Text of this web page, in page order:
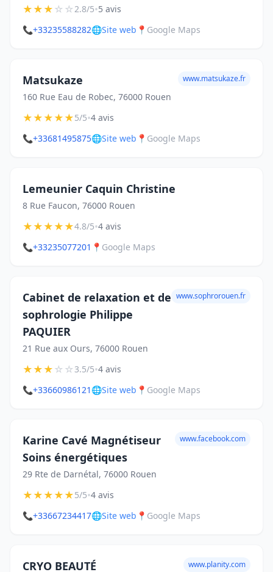
★★★☆☆2.8/5•5 avis
📞+33235588282🌐Site web 📍 Google Maps
Matsukaze
160 Rue Eau de Robec, 76000 Rouen
www.matsukaze.fr
★★★★★5/5•4 avis
📞+33681495875🌐Site web 📍 Google Maps
Lemeunier Caquin Christine
8 Rue Faucon, 76000 Rouen
★★★★★4.8/5•4 avis
📞+33235077201 📍 Google Maps
Cabinet de relaxation et de
sophrologie Philippe
PAQUIER
21 Rue aux Ours, 76000 Rouen
www.sophrorouen.fr
★★★☆☆3.5/5•4 avis
📞+33660986121 🌐Site web 📍 Google Maps
Karine Cavé Magnétiseur
Soins énergétiques
29 Rte de Darnétal, 76000 Rouen
www.facebook.com
★★★★★5/5•4 avis
📞+33667234417🌐Site web 📍 Google Maps
CRYO BEAUTÉ www.planity.com